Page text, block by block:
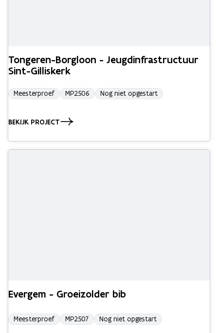
Tongeren-Borgloon - Jeugdinfrastructuur
Sint-Gilliskerk
Meesterproef MP2506 Nog niet opgestart
BEKIJK PROJECT
Evergem - Groeizolder bib
Meesterproef MP2507 Nog niet opgestart